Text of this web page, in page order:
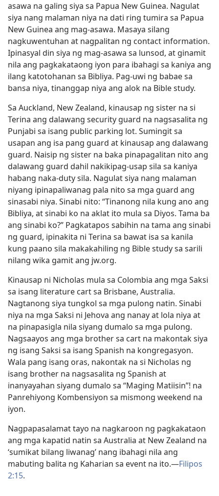
asawa na galing siya sa Papua New Guinea. Nagulat
siya nang malaman niya na dati ring tumira sa Papua
New Guinea ang mag-asawa. Masaya silang
nagkuwentuhan at nagpalitan ng contact information.
Ipinasyal din siya ng mag-asawa sa lunsod, at ginamit
nila ang pagkakataong iyon para ibahagi sa kaniya ang
ilang katotohanan sa Bibliya. Pag-uwi ng babae sa
bansa niya, tinanggap niya ang alok na Bible study.
Sa Auckland, New Zealand, kinausap ng sister na si
Terina ang dalawang security guard na nagsasalita ng
Punjabi sa isang public parking lot. Sumingit sa
usapan ang isa pang guard at kinausap ang dalawang
guard. Naisip ng sister na baka pinapagalitan nito ang
dalawang guard dahil nakikipag-usap sila sa kaniya
habang naka-duty sila. Nagulat siya nang malaman
niyang ipinapaliwanag pala nito sa mga guard ang
sinasabi niya. Sinabi nito: “Tinanong nila kung ano ang
Bibliya, at sinabi ko na aklat ito mula sa Diyos. Tama ba
ang sinabi ko?” Pagkatapos sabihin na tama ang sinabi
ng guard, ipinakita ni Terina sa bawat isa sa kanila
kung paano sila makakahiling ng Bible study sa sarili
nilang wika gamit ang jw.org.
Kinausap ni Nicholas mula sa Colombia ang mga Saksi
sa isang literature cart sa Brisbane, Australia.
Nagtanong siya tungkol sa mga pulong natin. Sinabi
niya na mga Saksi ni Jehova ang nanay at lola niya at
na pinapasigla nila siyang dumalo sa mga pulong.
Nagsaayos ang mga brother sa cart na makontak siya
ng isang Saksi sa isang Spanish na kongregasyon.
Wala pang isang oras, nakontak na si Nicholas ng
isang brother na nagsasalita ng Spanish at
inanyayahan siyang dumalo sa “Maging Matiisin”! na
Panrehiyong Kombensiyon sa mismong weekend na
iyon.
Nagpapasalamat tayo na nagkaroon ng pagkakataon
ang mga kapatid natin sa Australia at New Zealand na
‘sumikat bilang liwanag’ nang ibahagi nila ang
mabuting balita ng Kaharian sa event na ito.​—Filipos
2:15.